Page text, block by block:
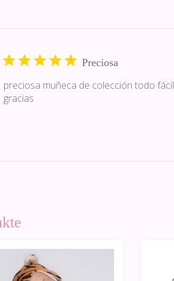
Preciosa
preciosa muñeca de colección todo
gracias